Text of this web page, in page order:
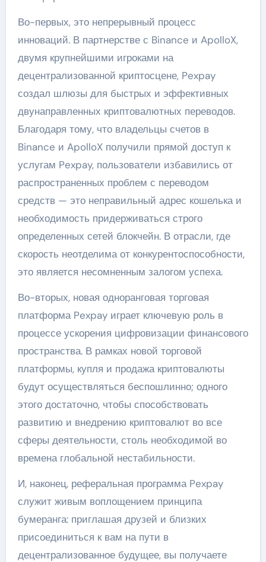
Во-первых, это непрерывный процесс
инноваций. В партнерстве с Binance и ApolloX,
двумя крупнейшими игроками на
децентрализованной криптосцене, Pexpay
создал шлюзы для быстрых и эффективных
двунаправленных криптовалютных переводов.
Благодаря тому, что владельцы счетов в
Binance и ApolloX получили прямой доступ к
услугам Pexpay, пользователи избавились от
распространенных проблем с переводом
средств — это неправильный адрес кошелька и
необходимость придерживаться строго
определенных сетей блокчейн. В отрасли, где
скорость неотделима от конкурентоспособности,
это является несомненным залогом успеха.
Во-вторых, новая одноранговая торговая
платформа Pexpay играет ключевую роль в
процессе ускорения цифровизации финансового
пространства. В рамках новой торговой
платформы, купля и продажа криптовалюты
будут осуществляться беспошлинно; одного
этого достаточно, чтобы способствовать
развитию и внедрению криптовалют во все
сферы деятельности, столь необходимой во
времена глобальной нестабильности.
И, наконец, реферальная программа Pexpay
служит живым воплощением принципа
бумеранга: приглашая друзей и близких
присоединиться к вам на пути в
децентрализованное будущее, вы получаете